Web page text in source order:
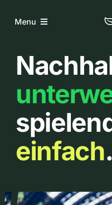
InhaltMenu
Home
Über uns
Urbanlist
einfach.